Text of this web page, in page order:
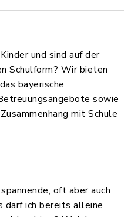
und sind auf der
Schulform? Wir bieten
bayerische
sowie
mit Schule
oft aber auch
darf ich bereits alleine